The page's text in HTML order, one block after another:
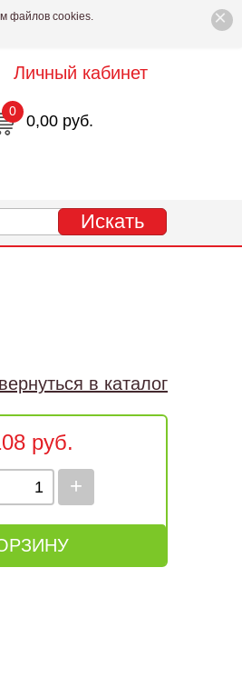
×
файлов cookies.
Личный кабинет
0,00 руб.
0
вернуться в каталог
руб.
+